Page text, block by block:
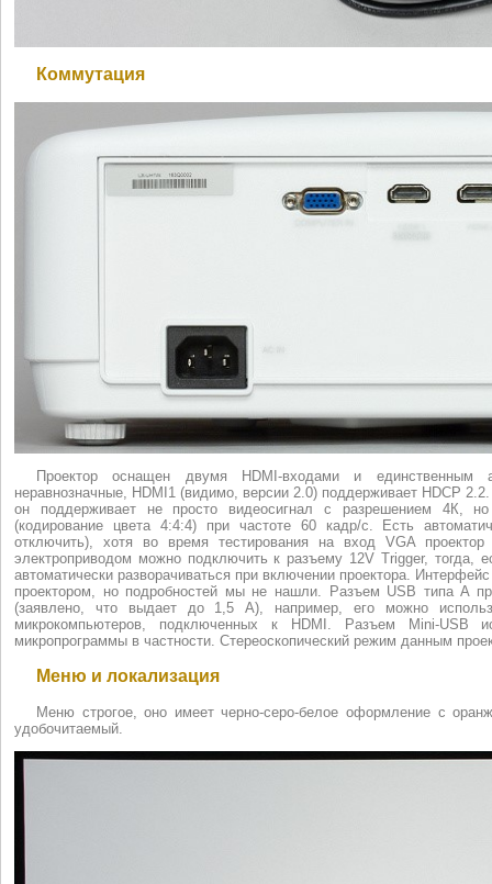
Коммутация
Проектор оснащен двумя HDMI-входами и
неравнозначные, HDMI1 (видимо, версии 2.0) поддерживает HDCP
он поддерживает не просто видеосигнал с разрешением 4К,
(кодирование цвета 4:4:4) при частоте 60 кадр/с. Есть
отключить), хотя во время тестирования на вход VGA
электроприводом можно подключить к разъему 12V Trigger, тогда,
автоматически разворачиваться при включении проектора.
проектором, но подробностей мы не нашли. Разъем USB типа A
(заявлено, что выдает до 1,5 А), например, его можно
микрокомпьютеров, подключенных к HDMI. Разъем Mini-USB
микропрограммы в частности. Стереоскопический режим данным
Меню и локализация
Меню строгое, оно имеет черно-серо-белое оформление с
удобочитаемый.